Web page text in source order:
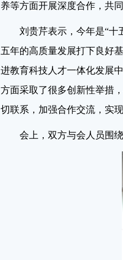
养等方面开展深度合作，共
刘贵芹表示，今年是“十
五年的高质量发展打下良好
进教育科技人才一体化发展
方面采取了很多创新性举措
切联系，加强合作交流，实现
会上，双方与会人员围